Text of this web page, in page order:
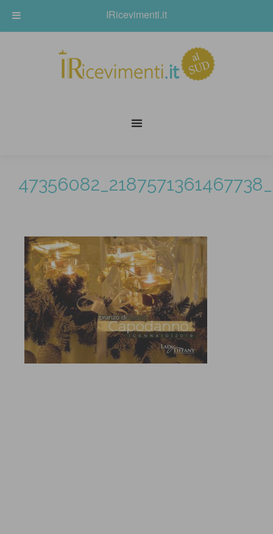
IRicevimenti.it